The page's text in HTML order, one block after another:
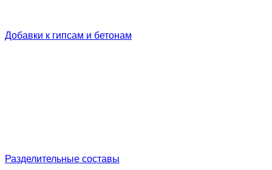
Добавки к гипсам и бетонам
Разделительные составы